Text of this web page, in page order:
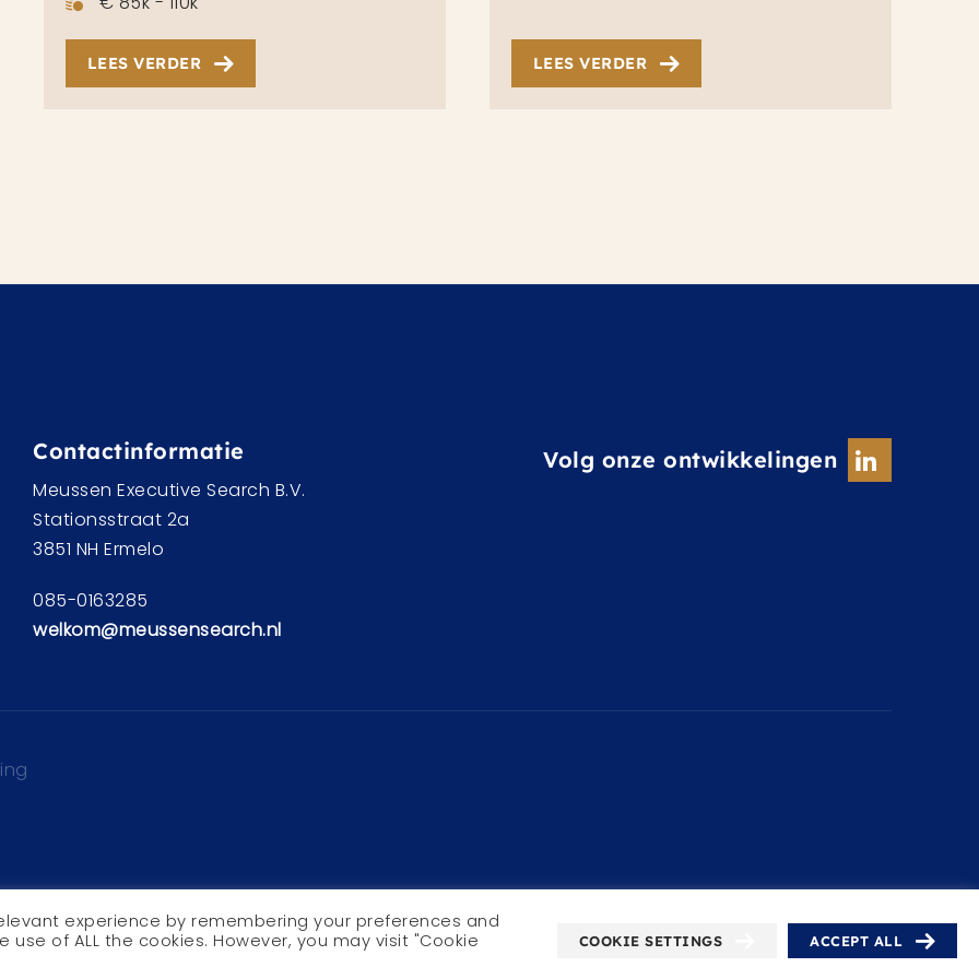
LEES VERDER LEES VERDER
Contactinformatie
Meussen Executive Search B.V.
Stationsstraat 2a
3851 NH Ermelo
085-0163285
welkom@meussensearch.nl
Volg onze ontwikkelingen
experience by remembering your preferences and
of ALL the cookies. However, you may visit "Cookie
COOKIE SETTINGS ACCEPT ALL